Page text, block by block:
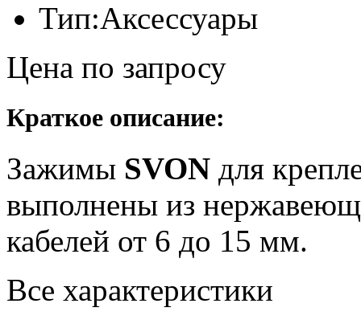
Тип:Аксессуары
Цена по запросу
Краткое описание:
Зажимы SVON для
выполнены из
кабелей от 6 до 15 мм.
Все характеристики